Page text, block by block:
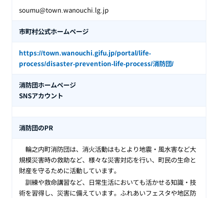
soumu@town.wanouchi.lg.jp
市町村公式ホームページ
https://town.wanouchi.gifu.jp/portal/life-
process/disaster-prevention-life-process/消防団/
消防団ホームページ
SNSアカウント
消防団のPR
輪之内町消防団は、消火活動はもとより地震・風水害など大
規模災害時の救助など、様々な災害対応を行い、町民の生命と
財産を守るために活動しています。
訓練や救命講習など、日常生活においても活かせる知識・技
術を習得し、災害に備えています。ふれあいフェスタや地区防